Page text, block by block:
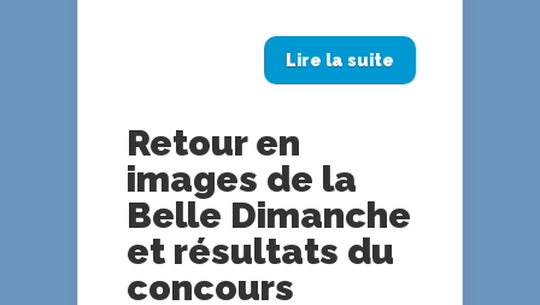
Lire la suite
Retour en
images de la
Belle Dimanche
et résultats du
concours